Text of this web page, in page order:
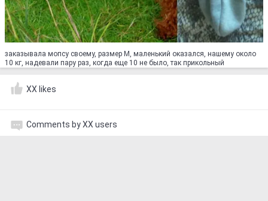
заказывала мопсу своему, размер М, маленький оказался, нашему около
10 кг, надевали пару раз, когда еще 10 не было, так прикольный
XX likes
Comments by XX users